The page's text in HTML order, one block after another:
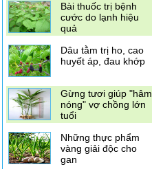
Bài thuốc trị bệnh
cước do lạnh hiệu
quả
Dâu tằm trị ho, cao
huyết áp, đau khớp
Gừng tươi giúp "hâm
nóng" vợ chồng lớn
tuổi
Những thực phẩm
vàng giải độc cho
gan